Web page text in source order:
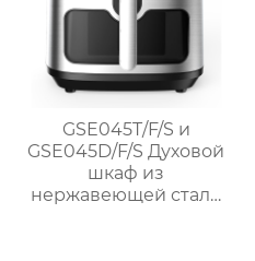
GSE045T/F/S и
GSE045D/F/S Духовой
шкаф из
нержавеющей стали